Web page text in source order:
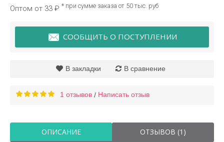
Оптом от 33 ₽ * при сумме заказа от 50 тыс. руб
СООБЩИТЬ О ПОСТУПЛЕНИИ
В закладки В сравнение
1 отзывов / Написать отзыв
ОПИСАНИЕ
ОТЗЫВОВ (1)